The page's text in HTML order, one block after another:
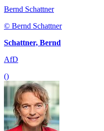
Bernd Schattner
© Bernd Schattner
Schattner, Bernd
AfD
()